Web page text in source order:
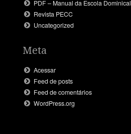
PDF – Manual da Escola Dominical
Revista PECC
Uncategorized
Meta
Acessar
Feed de posts
Feed de comentários
WordPress.org